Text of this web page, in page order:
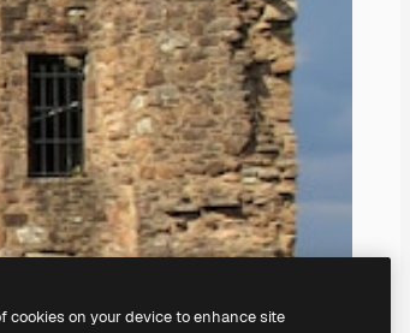
cookies on your device to enhance site